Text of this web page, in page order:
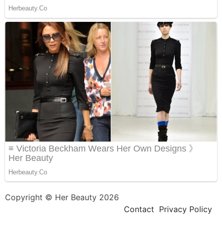
Copyright © Her Beauty 2026
Contact Privacy Policy